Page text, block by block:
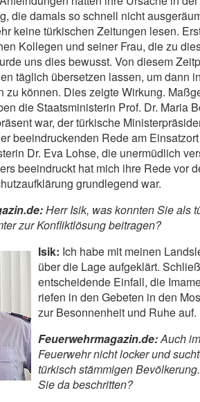
die damals so schnell nicht
keine türkischen Zeitungen lesen.
Kollegen und seiner Frau, die zu
uns dies bewusst. Von diesem
täglich übersetzen lassen, um dann
zu können. Dies zeigte Wirkung.
die Staatsministerin Prof. Dr. Maria
war, der türkische
beeindruckenden Rede am
Dr. Eva Lohse, die unermüdlich
beeindruckt hat mich ihre Rede vor
grundlegend war.
Herr Isik, was konnten Sie als
zur Konfliktlösung beitragen?
Isik: Ich habe mit meinen
über die Lage aufgeklärt.
entscheidende Einfall, die
riefen in den Gebeten in den
zur Besonnenheit und Ruhe auf.
Feuerwehrmagazin.de:Auch
Feuerwehr nicht locker und
türkisch stämmigen
Sie da beschritten?